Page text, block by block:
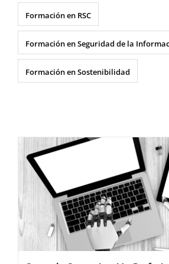
Formación en RSC
Formación en Seguridad de la
Formación en Sostenibilidad